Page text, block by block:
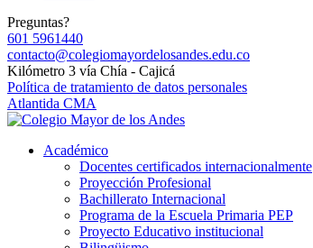
Preguntas?
601 5961440
contacto@colegiomayordelosandes.edu.co
Kilómetro 3 vía Chía - Cajicá
Política de tratamiento de datos personales
Atlantida CMA
Académico
Docentes certificados internacionalmente
Proyección Profesional
Bachillerato Internacional
Programa de la Escuela Primaria PEP
Proyecto Educativo institucional